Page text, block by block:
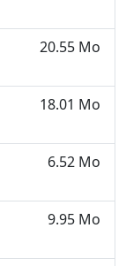
20.55 Mo
18.01 Mo
6.52 Mo
9.95 Mo